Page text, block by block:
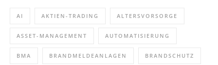
AI AKTIEN-TRADING ALTERSVORSORGE
ASSET-MANAGEMENT AUTOMATISIERUNG
BMA BRANDMELDEANLAGEN BRANDSCHUTZ